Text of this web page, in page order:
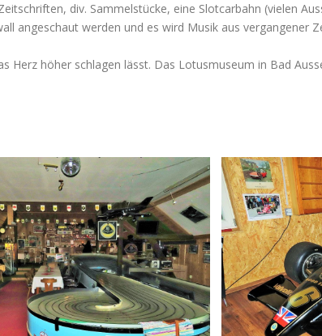
div. Sammelstücke, eine Slotcarbahn (vielen
angeschaut werden und es wird Musik aus vergangener
höher schlagen lässt. Das Lotusmuseum in Bad